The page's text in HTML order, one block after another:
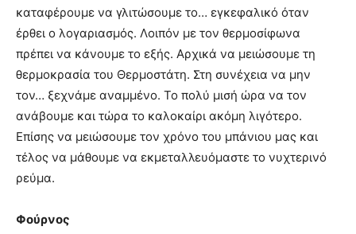
καταφέρουμε να γλιτώσουμε το… εγκεφαλικό όταν
έρθει ο λογαριασμός. Λοιπόν με τον θερμοσίφωνα
πρέπει να κάνουμε το εξής. Αρχικά να μειώσουμε τη
θερμοκρασία του Θερμοστάτη. Στη συνέχεια να μην
τον… ξεχνάμε αναμμένο. Το πολύ μισή ώρα να τον
ανάβουμε και τώρα το καλοκαίρι ακόμη λιγότερο.
Επίσης να μειώσουμε τον χρόνο του μπάνιου μας και
τέλος να μάθουμε να εκμεταλλευόμαστε το νυχτερινό
ρεύμα.
Φούρνος